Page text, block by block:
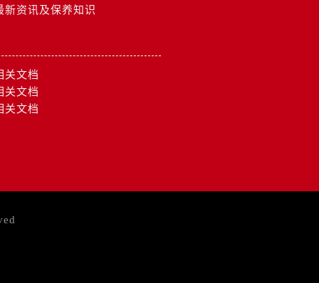
新资讯及保养知识
关文档
关文档
关文档